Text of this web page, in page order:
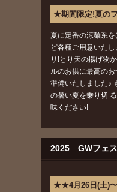
★期間限定!夏の
夏に定番の涼麺系
ど各種ご用意いた
リ!とり天の揚げ物
ルのお供に最高の
準備いたしました♪
の暑い夏を乗り切
味ください!
2025 GWフェ
★★4月26日(土)